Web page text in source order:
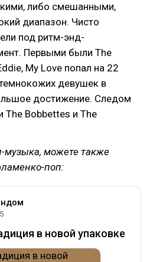
либо смешанными,
диапазон. Чисто
под ритм-энд-
Первыми были The
My Love попал на 22
девушек в
достижение. Следом
The Bobbettes и The
музыка, можете также
поп:
в новой упаковке